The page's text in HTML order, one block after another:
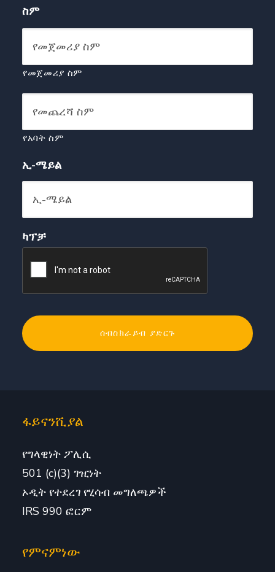
ስም
የመጀመሪያ ስም
የአባት ስም
ኢ-ሜይል
ካፕቻ
ፋይናንሺያል
የግላዊነት ፖሊሲ
501 (c)(3) ገዢነት
ኦዲት የተደረገ የሂሳብ መግለጫዎች
IRS 990 ፎርም
የምናምነው